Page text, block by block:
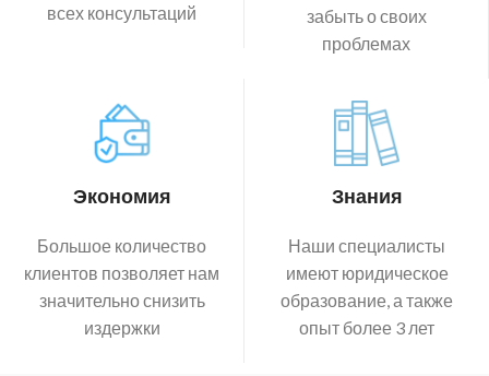
всех консультаций
забыть о своих
проблемах
Экономия
Большое количество
клиентов позволяет нам
значительно снизить
издержки
Знания
Наши специалисты
имеют юридическое
образование, а также
опыт более 3 лет